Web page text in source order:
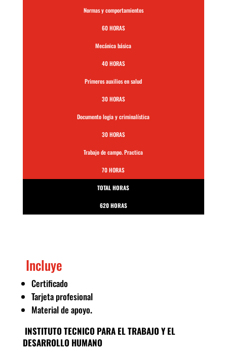
Normas y comportamientos
60 HORAS
Mecánica básica
40 HORAS
Primeros auxilios en salud
30 HORAS
Documento logia y criminalística
30 HORAS
Trabajo de campo. Practica
70 HORAS
TOTAL HORAS
620 HORAS
Incluye
Certificado
Tarjeta profesional
Material de apoyo.
INSTITUTO TECNICO PARA EL TRABAJO Y EL
DESARROLLO HUMANO